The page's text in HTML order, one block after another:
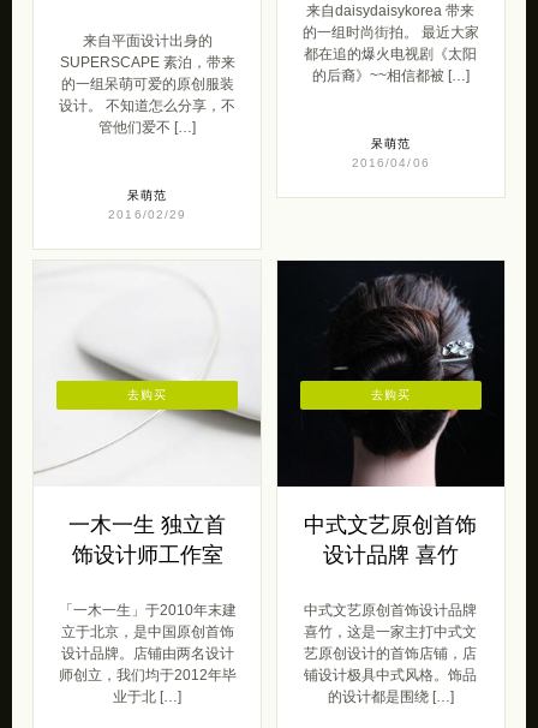
来自平面设计出身的
SUPERSCAPE 素泊，带来
的一组呆萌可爱的原创服装
设计。 不知道怎么分享，不
管他们爱不 […]
呆萌范
2016/02/29
来自daisydaisykorea 带来
的一组时尚街拍。 最近大家
都在追的爆火电视剧《太阳
的后裔》~~相信都被 […]
呆萌范
2016/04/06
一木一生 独立首
饰设计师工作室
「一木一生」于2010年末建
立于北京，是中国原创首饰
设计品牌。店铺由两名设计
师创立，我们均于2012年毕
业于北 […]
去购买
中式文艺原创首饰
设计品牌 喜竹
中式文艺原创首饰设计品牌
喜竹，这是一家主打中式文
艺原创设计的首饰店铺，店
铺设计极具中式风格。饰品
的设计都是围绕 […]
去购买